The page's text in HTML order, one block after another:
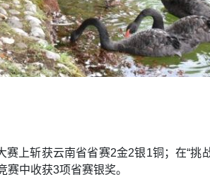
上斩获云南省省赛2金2银1铜；在“挑
中收获3项省赛银奖。